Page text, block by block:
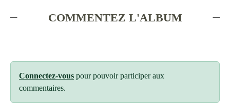
COMMENTEZ L'ALBUM
Connectez-vous pour pouvoir participer aux
commentaires.